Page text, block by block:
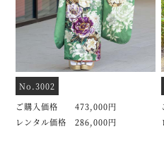
No.3002
ご購入価格 473,000円
レンタル価格 286,000円